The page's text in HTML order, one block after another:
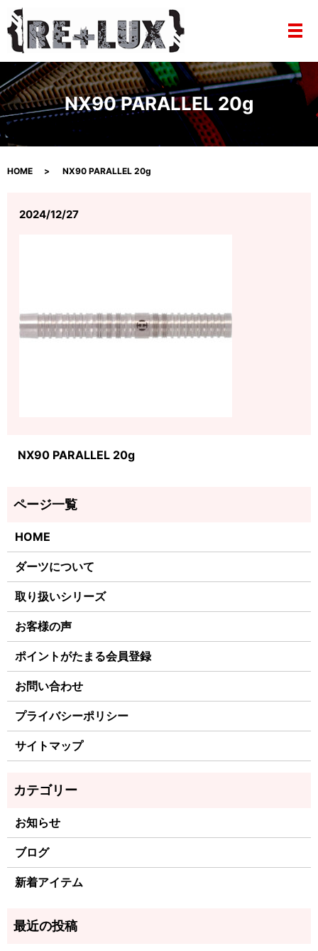
メ
NX90 PARALLEL 20g
HOME NX90 PARALLEL 20g
2024/12/27
NX90 PARALLEL 20g
HOME
ダーツについて
取り扱いシリーズ
お客様の声
ポイントがたまる会員登録
お問い合わせ
プライバシーポリシー
サイトマップ
お知らせ
ブログ
新着アイテム